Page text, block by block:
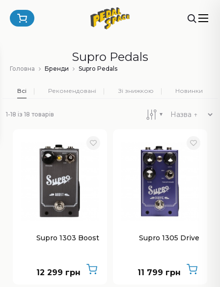
Supro Pedals
Головна Бренди Supro Pedals
Всі Рекомендовані Зі знижкою Новинки
1-18 із 18 товарів
Supro 1303 Boost
12 299 грн
Supro 1305 Drive
11 799 грн